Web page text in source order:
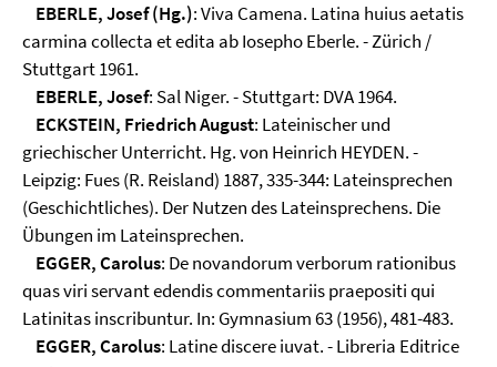
EBERLE, Josef (Hg.): Viva Camena. Latina huius aetatis
carmina collecta et edita ab Iosepho Eberle. - Zürich /
Stuttgart 1961.
EBERLE, Josef: Sal Niger. - Stuttgart: DVA 1964.
ECKSTEIN, Friedrich August: Lateinischer und
griechischer Unterricht. Hg. von Heinrich HEYDEN. -
Leipzig: Fues (R. Reisland) 1887, 335-344: Lateinsprechen
(Geschichtliches). Der Nutzen des Lateinsprechens. Die
Übungen im Lateinsprechen.
EGGER, Carolus: De novandorum verborum rationibus
quas viri servant edendis commentariis praepositi qui
Latinitas inscribuntur. In: Gymnasium 63 (1956), 481-483.
EGGER, Carolus: Latine discere iuvat. - Libreria Editrice